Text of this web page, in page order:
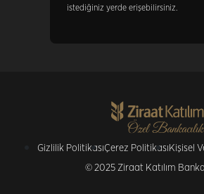
istediğiniz yerde erişebilirsiniz.
Gizlilik PolitikasıÇerez PolitikasıKişisel
© 2025 Ziraat Katılım